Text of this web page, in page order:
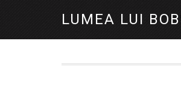
LUMEA LUI